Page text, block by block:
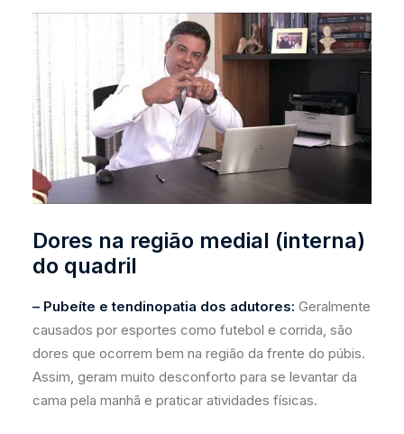
Dores na região medial (interna)
do quadril
– Pubeíte e tendinopatia dos adutores: Geralmente
causados por esportes como futebol e corrida, são
dores que ocorrem bem na região da frente do púbis.
Assim, geram muito desconforto para se levantar da
cama pela manhã e praticar atividades físicas.